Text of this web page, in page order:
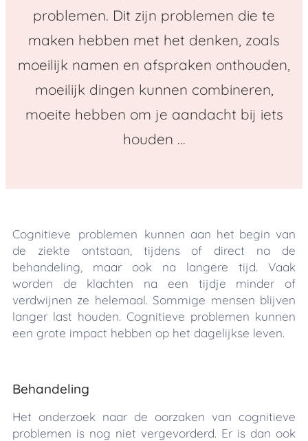
problemen. Dit zijn problemen die te
maken hebben met het denken, zoals
moeilijk namen en afspraken onthouden,
moeilijk dingen kunnen combineren,
moeite hebben om je aandacht bij iets
houden ...
Cognitieve problemen kunnen aan het begin van
de ziekte ontstaan, tijdens of direct na de
behandeling, maar ook na langere tijd. Vaak
worden de klachten na een tijdje minder of
verdwijnen ze helemaal. Sommige mensen blijven
langer last houden. Cognitieve problemen kunnen
een grote impact hebben op het dagelijkse leven.
Behandeling
Het onderzoek naar de oorzaken van cognitieve
problemen is nog niet vergevorderd. Er is dan ook